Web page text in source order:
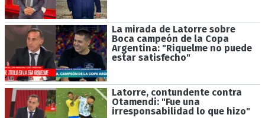
La mirada de Latorre sobre
Boca campeón de la Copa
Argentina: "Riquelme no puede
estar satisfecho"
Latorre, contundente contra
Otamendi: "Fue una
irresponsabilidad lo que hizo"